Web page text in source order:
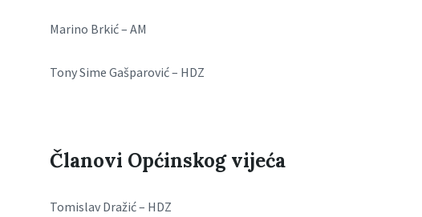
Marino Brkić – AM
Tony Sime Gašparović – HDZ
Članovi Općinskog vijeća
Tomislav Dražić – HDZ